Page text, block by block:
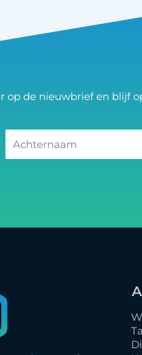
op de nieuwbrief en blijf